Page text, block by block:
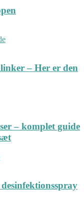
– Her er den
– komplet guide